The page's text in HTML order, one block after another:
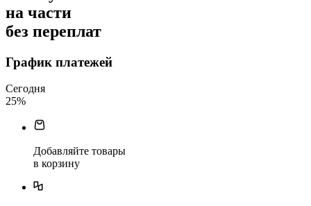
на части
без переплат
График платежей
Сегодня
25%
Добавляйте товары
в корзину